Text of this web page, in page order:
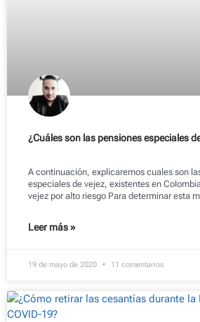
¿Cuáles son las pensiones especiales
A continuación, explicaremos cuales son
especiales de vejez, existentes en
vejez por alto riesgo Para determinar esta
Leer más »
19 de mayo de 2020 11 comentarios